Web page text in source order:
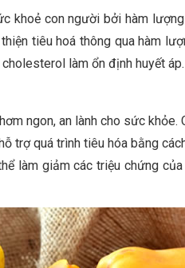
khoẻ con người bởi hàm
tiêu hoá thông qua hàm
làm ổn định huyết áp.
ngon, an lành cho sức
trợ quá trình tiêu hóa bằng
làm giảm các triệu chứng